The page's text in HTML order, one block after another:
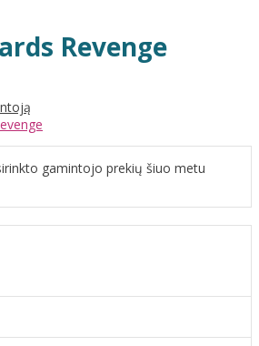
Revenge
gamintojo prekių šiuo metu